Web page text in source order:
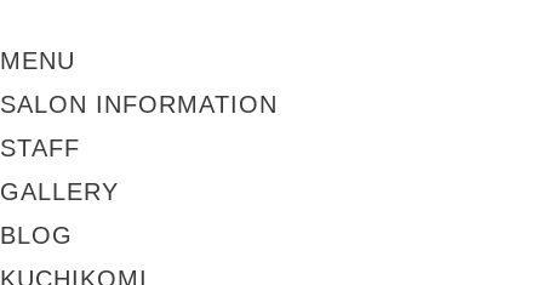
MENU
SALON INFORMATION
STAFF
GALLERY
BLOG
KUCHIKOMI